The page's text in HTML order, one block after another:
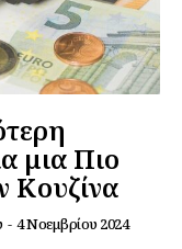
μια Πιο
Κουζίνα
- 4 Νοεμβρίου 2024